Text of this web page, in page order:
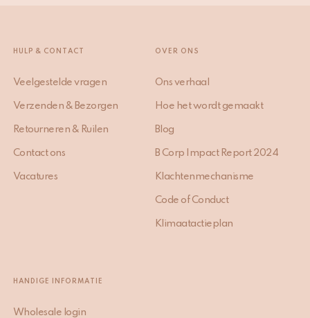
HULP & CONTACT
Veelgestelde vragen
Verzenden & Bezorgen
Retourneren & Ruilen
Contact ons
Vacatures
OVER ONS
Ons verhaal
Hoe het wordt gemaakt
Blog
B Corp Impact Report 2024
Klachtenmechanisme
Code of Conduct
Klimaatactieplan
HANDIGE INFORMATIE
Wholesale login